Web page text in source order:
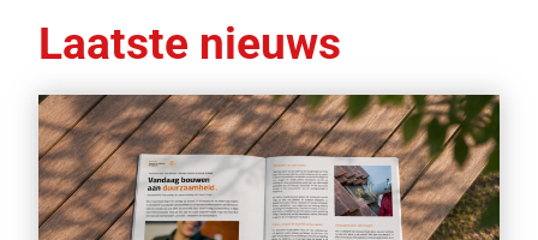
Laatste nieuws